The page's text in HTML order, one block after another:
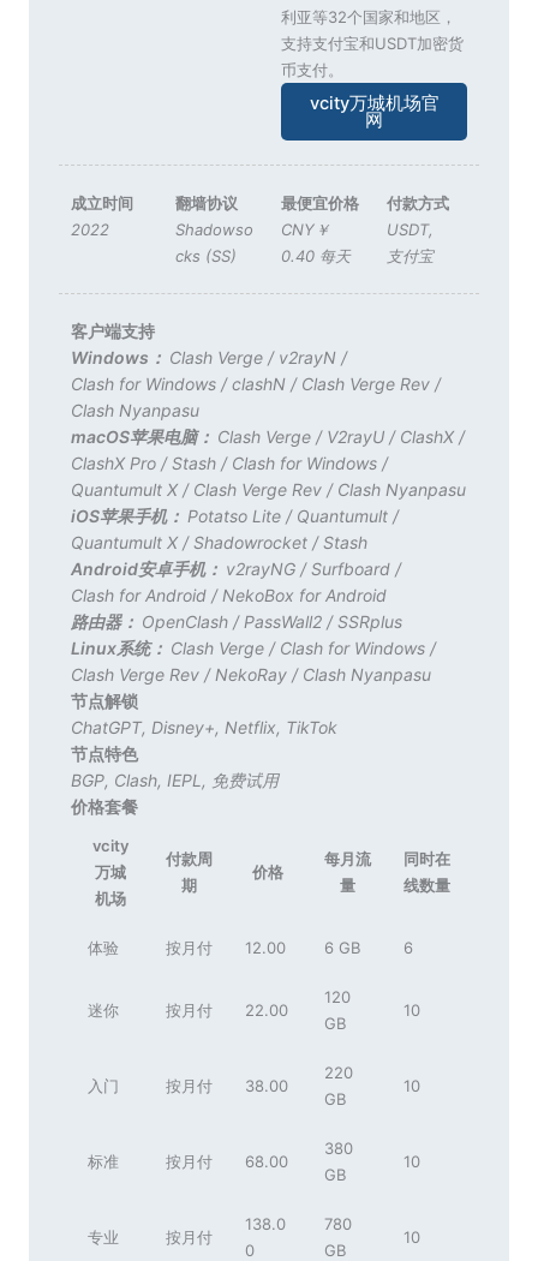
利亚等32个国家和地区，
支持支付宝和USDT加密货
币支付。
vcity万城机场官
网
成立时间
2022
翻墙协议
Shadowso
cks (SS)
最便宜价格
CNY￥
0.40 每天
付款方式
USDT,
支付宝
客户端支持
Windows： Clash Verge/ v2rayN/
Clash for Windows/clashN/ Clash Verge Rev/
Clash Nyanpasu
macOS苹果电脑： Clash Verge/ V2rayU/ ClashX/
ClashX Pro/Stash/ Clash for Windows/
Quantumult X/ Clash Verge Rev/ Clash Nyanpasu
iOS苹果手机： Potatso Lite/ Quantumult/
Quantumult X/Shadowrocket/Stash
Android安卓手机： v2rayNG/Surfboard/
Clash for Android/ NekoBox for Android
路由器： OpenClash/ PassWall2/SSRplus
Linux系统： Clash Verge/ Clash for Windows/
Clash Verge Rev/ NekoRay/ Clash Nyanpasu
节点解锁
ChatGPT, Disney+, Netflix, TikTok
节点特色
BGP, Clash, IEPL , 免费试用
价格套餐
vcity
万城
机场
付款周
期
价格
每月流
量
同时在
线数量
体验 按月付 12.00 6 GB 6
迷你 按月付 22.00
120
GB
10
入门 按月付 38.00
220
GB
10
标准 按月付 68.00
380
GB
10
专业 按月付
138.0
0
780
GB
10